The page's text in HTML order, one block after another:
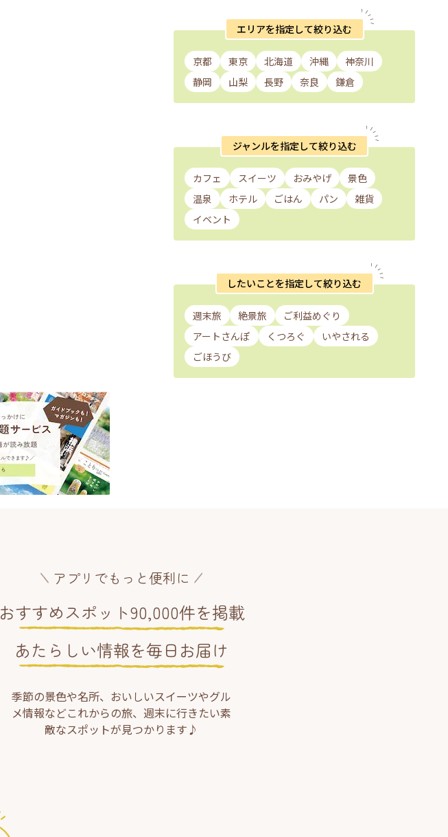
エリアを指定して絞り込む
京都 東京 北海道 沖縄
神奈川
静岡
山梨 長野 奈良 鎌倉
ジャンルを指定して絞り込む
カフェ スイーツ おみやげ
景色
温泉
ホテル ごはん パン
雑貨
イベント
したいことを指定して絞り込む
週末旅 絶景旅
ご利益めぐり
アートさんぽ
くつろぐ
いやされる
ごほうび
アプリでもっと便利に
おすすめスポット90,000件を掲載
あたらしい情報を毎日お届け
季節の景色や名所、おいしいスイーツやグル
メ情報などこれからの旅、週末に行きたい素
敵なスポットが見つかります♪